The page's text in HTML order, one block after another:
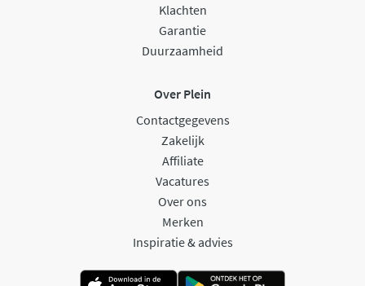
Klachten
Garantie
Duurzaamheid
Over Plein
Contactgegevens
Zakelijk
Affiliate
Vacatures
Over ons
Merken
Inspiratie & advies